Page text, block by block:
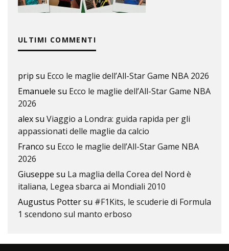
ULTIMI COMMENTI
prip su Ecco le maglie dell’All-Star Game NBA 2026
Emanuele su Ecco le maglie dell’All-Star Game NBA
2026
alexsu Viaggio a Londra: guida rapida per gli
appassionati delle maglie da calcio
Franco su Ecco le maglie dell’All-Star Game NBA
2026
Giuseppe su La maglia della Corea del Nord è
italiana, Legea sbarca ai Mondiali 2010
Augustus Pottersu #F1Kits, le scuderie di Formula
1 scendono sul manto erboso